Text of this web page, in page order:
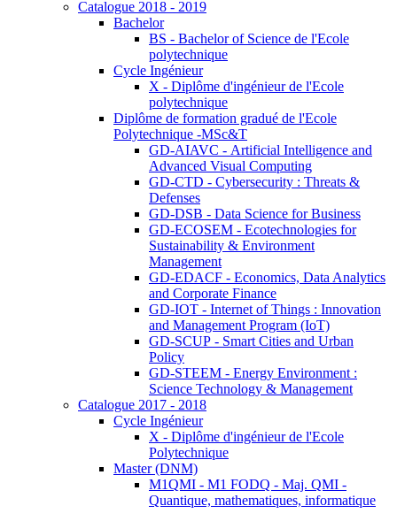
Catalogue 2018 - 2019
Bachelor
BS - Bachelor of Science de l'Ecole
polytechnique
Cycle Ingénieur
X - Diplôme d'ingénieur de l'Ecole
polytechnique
Diplôme de formation gradué de l'Ecole
Polytechnique -MSc&T
GD-AIAVC - Artificial Intelligence and
Advanced Visual Computing
GD-CTD - Cybersecurity : Threats &
Defenses
GD-DSB - Data Science for Business
GD-ECOSEM - Ecotechnologies for
Sustainability & Environment
Management
GD-EDACF - Economics, Data Analytics
and Corporate Finance
GD-IOT - Internet of Things : Innovation
and Management Program (IoT)
GD-SCUP - Smart Cities and Urban
Policy
GD-STEEM - Energy Environment :
Science Technology & Management
Catalogue 2017 - 2018
Cycle Ingénieur
X - Diplôme d'ingénieur de l'Ecole
Polytechnique
Master (DNM)
M1QMI - M1 FODQ - Maj. QMI -
Quantique, mathematiques, informatique